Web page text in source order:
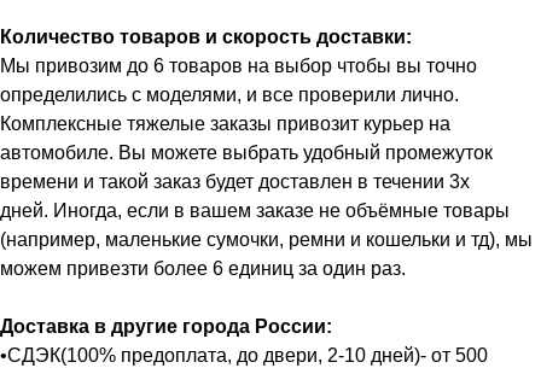
Количество товаров и скорость доставки:
Мы привозим до 6 товаров на выбор чтобы вы точно
определились с моделями, и все проверили лично.
Комплексные тяжелые заказы привозит курьер на
автомобиле. Вы можете выбрать удобный промежуток
времени и такой заказ будет доставлен в течении 3х
дней. Иногда, если в вашем заказе не объёмные товары
(например, маленькие сумочки, ремни и кошельки и тд), мы
можем привезти более 6 единиц за один раз.
Доставка в другие города России:
•СДЭК(100% предоплата, до двери, 2-10 дней)- от 500